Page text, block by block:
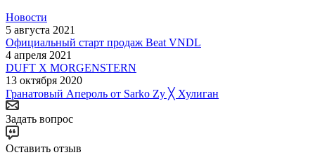
Новости
5 августа 2021
Официальный старт продаж Beat VNDL
4 апреля 2021
DUFT X MORGENSTERN
13 октября 2020
Гранатовый Апероль от Sarko Zy ╳ Хулиган
Задать вопрос
Оставить отзыв